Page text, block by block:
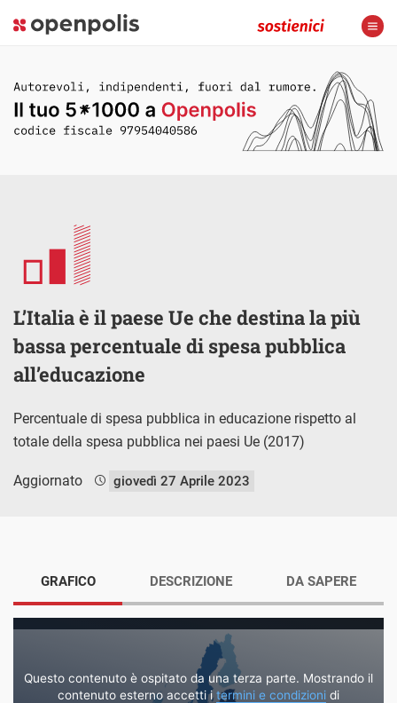
L’Italia è il paese Ue che destina la più
bassa percentuale di spesa pubblica
all’educazione
Percentuale di spesa pubblica in educazione rispetto al
totale della spesa pubblica nei paesi Ue (2017)
Aggiornato giovedì 27 Aprile 2023
GRAFICO
Questo contenuto è ospitato da una terza parte. Mostrando il
contenuto esterno accetti itermini e condizioni di
DESCRIZIONE DA SAPERE